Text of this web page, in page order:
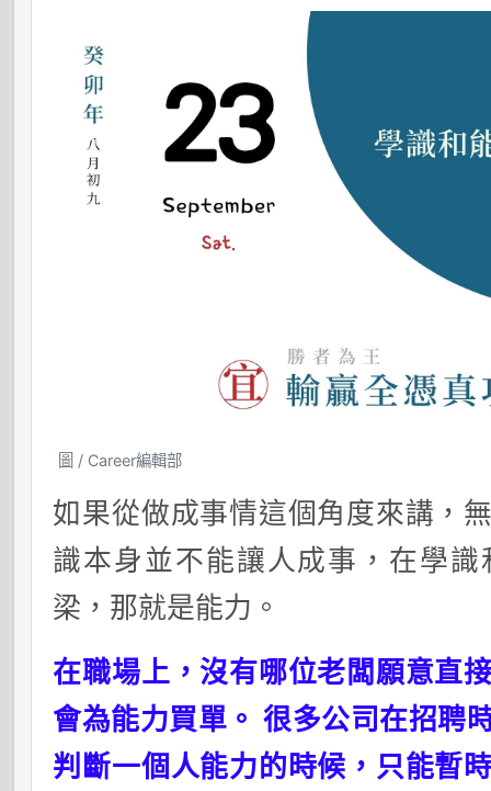
圖 / Career編輯部
如果從做成事情這個角度來講，
識本身並不能讓人成事，在學
梁，那就是能力。
在職場上，沒有哪位老闆願意直
會為能力買單。 很多公司在招聘
判斷一個人能力的時候，只能暫